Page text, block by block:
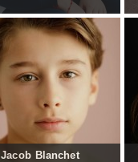
Jacob Blanchet